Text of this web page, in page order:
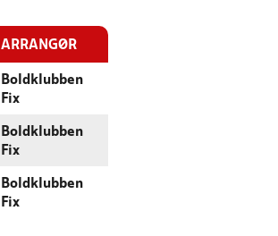
ARRANGØR
Boldklubben
Fix
Boldklubben
Fix
Boldklubben
Fix